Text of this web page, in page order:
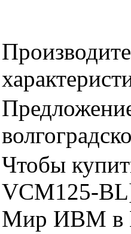
Чтобы
VCM125-
Мир ИВМ в